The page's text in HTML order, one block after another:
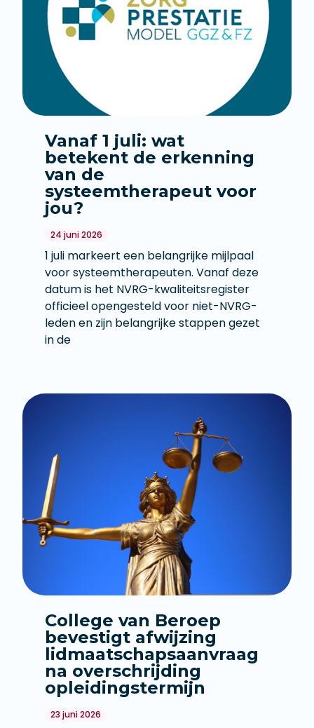
Vanaf 1 juli: wat
betekent de erkenning
van de
systeemtherapeut voor
jou?
24 juni 2026
1 juli markeert een belangrijke mijlpaal
voor systeemtherapeuten. Vanaf deze
datum is het NVRG-kwaliteitsregister
officieel opengesteld voor niet-NVRG-
leden en zijn belangrijke stappen gezet
in de
College van Beroep
bevestigt afwijzing
lidmaatschapsaanvraag
na overschrijding
opleidingstermijn
23 juni 2026